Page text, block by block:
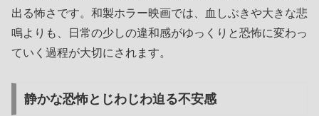
出る怖さです。和製ホラー映画では、血しぶきや大きな悲
鳴よりも、日常の少しの違和感がゆっくりと恐怖に変わっ
ていく過程が大切にされます。
静かな恐怖とじわじわ迫る不安感